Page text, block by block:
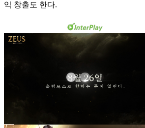
익 창출도 한다.